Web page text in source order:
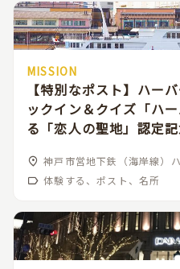
MISSION
【特別なポスト】ハー
ックイン＆クイズ「ハ
る「恋人の聖地」認定
神戸市営地下鉄（海岸線）
駅
体験する、ポスト、名所